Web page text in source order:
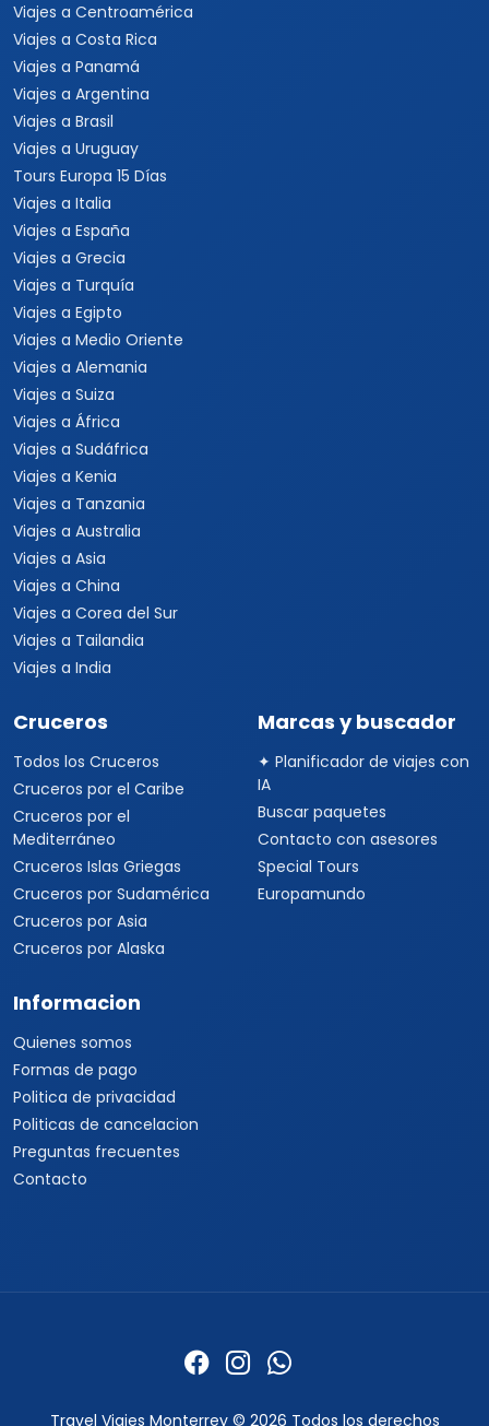
Viajes a Centroamérica
Viajes a Costa Rica
Viajes a Panamá
Viajes a Argentina
Viajes a Brasil
Viajes a Uruguay
Tours Europa 15 Días
Viajes a Italia
Viajes a España
Viajes a Grecia
Viajes a Turquía
Viajes a Egipto
Viajes a Medio Oriente
Viajes a Alemania
Viajes a Suiza
Viajes a África
Viajes a Sudáfrica
Viajes a Kenia
Viajes a Tanzania
Viajes a Australia
Viajes a Asia
Viajes a China
Viajes a Corea del Sur
Viajes a Tailandia
Viajes a India
Cruceros
Todos los Cruceros
Cruceros por el Caribe
Cruceros por el
Mediterráneo
Cruceros Islas Griegas
Cruceros por Sudamérica
Cruceros por Asia
Cruceros por Alaska
Marcas y buscador
✦ Planificador de viajes con
IA
Buscar paquetes
Contacto con asesores
Special Tours
Europamundo
Informacion
Quienes somos
Formas de pago
Politica de privacidad
Politicas de cancelacion
Preguntas frecuentes
Contacto
Travel Viajes Monterrey © 2026 Todos los derechos